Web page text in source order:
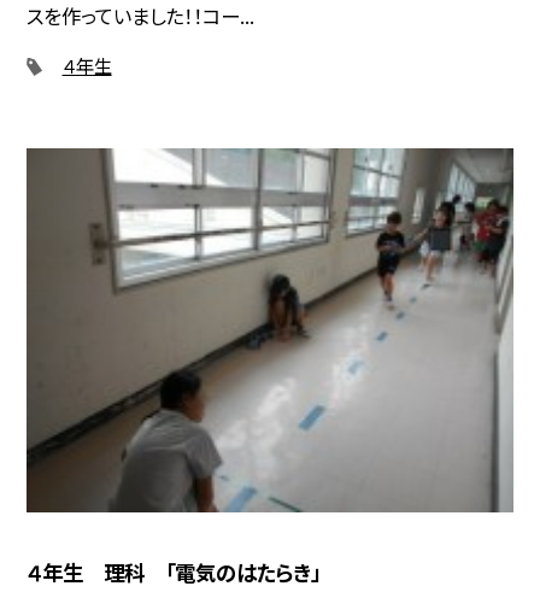
スを作っていました！！コー...
４年生
４年生 理科 「電気のはたらき」